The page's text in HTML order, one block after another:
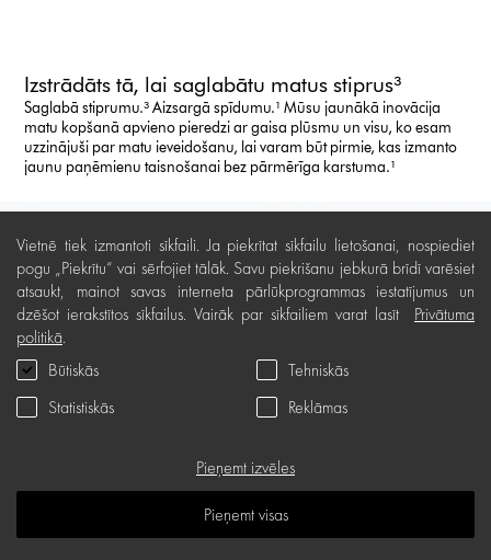
Izstrādāts tā, lai saglabātu matus stiprus³
Saglabā stiprumu.³ Aizsargā spīdumu.¹ Mūsu jaunākā inovācija
matu kopšanā apvieno pieredzi ar gaisa plūsmu un visu, ko esam
uzzinājuši par matu ieveidošanu, lai varam būt pirmie, kas izmanto
jaunu paņēmienu taisnošanai bez pārmērīga karstuma.¹
Vietnē tiek izmantoti sīkfaili. Ja piekrītat sīkfailu lietošanai, nospiediet
pogu „Piekrītu“ vai sērfojiet tālāk. Savu piekrišanu jebkurā brīdī varēsiet
atsaukt, mainot savas interneta pārlūkprogrammas iestatījumus un
dzēšot ierakstītos sīkfailus. Vairāk par sīkfailiem varat lasīt Privātuma
politikā.
Būtiskās
Tehniskās
Statistiskās
Reklāmas
Pieņemt izvēles
Pieņemt visas